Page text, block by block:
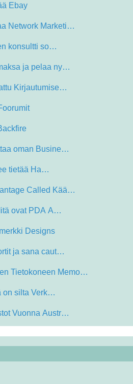
Ebay
Network Marketi…
konsultti so…
ja pelaa ny…
Kirjautumise…
oman Busine…
tietää Ha…
Called Kää…
ovat PDA A…
Designs
ja sana caut…
Tietokoneen Memo…
on silta Verk…
Vuonna Austr…